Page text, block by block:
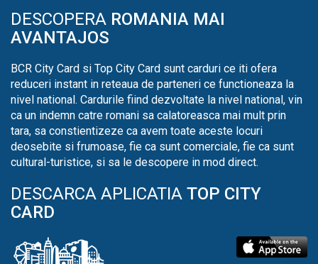
DESCOPERA ROMANIA MAI
AVANTAJOS
BCR City Card si Top City Card sunt carduri ce iti ofera
reduceri instant in reteaua de parteneri ce functioneaza la
nivel national. Cardurile fiind dezvoltate la nivel national, vin
ca un indemn catre romani sa calatoreasca mai mult prin
tara, sa constientizeze ca avem toate aceste locuri
deosebite si frumoase, fie ca sunt comerciale, fie ca sunt
cultural-turistice, si sa le descopere in mod direct.
DESCARCA APLICATIA TOP CITY
CARD